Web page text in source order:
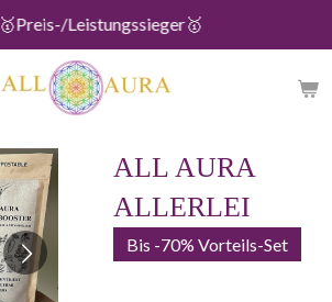
🥇Preis-/Leistungssieger🥇
ALL AURA
ALLERLEI
Bis -70% Vorteils-Set